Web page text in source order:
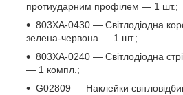
протиударним профілем — 1 шт.;
803XA-0430 — Світлодіодна
зелена-червона — 1 шт.;
803XA-0240 — Світлодіодна
— 1 компл.;
G02809 — Наклейки